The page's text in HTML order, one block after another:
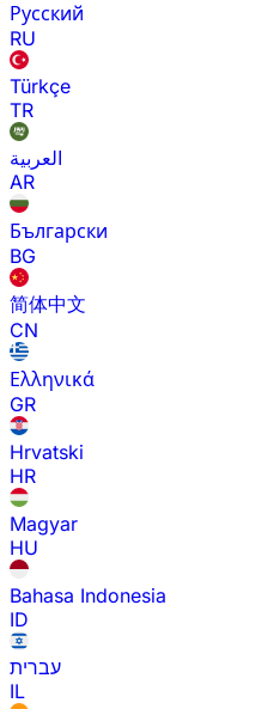
Русский
RU
Türkçe
TR
العربية
AR
Български
BG
简体中文
CN
Ελληνικά
GR
Hrvatski
HR
Magyar
HU
Bahasa Indonesia
ID
עברית
IL